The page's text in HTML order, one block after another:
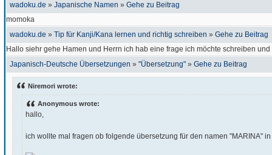
wadoku.de » Japanische Namen » Gehe zu Beitrag
momoka
wadoku.de » Tip für Kanji/Kana lernen und richtig schreiben » Gehe zu Beitrag
Hallo siehr gehe Hamen und Herrn ich hab eine frage ich möchte schreiben
Japanisch-Deutsche Übersetzungen » "Übersetzung" » Gehe zu Beitrag
Niremori wrote:
Anonymous wrote:
hallo,
ich wollte mal fragen ob folgende übersetzung für den namen "MARINA"